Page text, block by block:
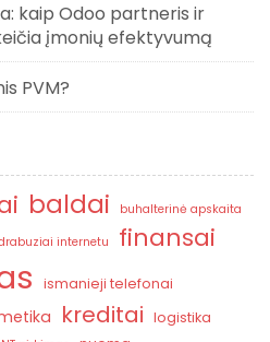
kaip Odoo partneris ir
įmonių efektyvumą
PVM?
baldai
buhalterinė apskaita
internetu finansai
ismanieji telefonai
kreditai logistika